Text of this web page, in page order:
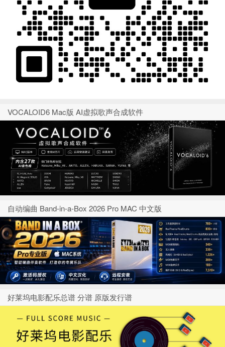
VOCALOID6 Mac版 AI虚拟歌声合成软件
自动编曲 Band-in-a-Box 2026 Pro MAC 中文版
好莱坞电影配乐总谱 分谱 原版发行谱